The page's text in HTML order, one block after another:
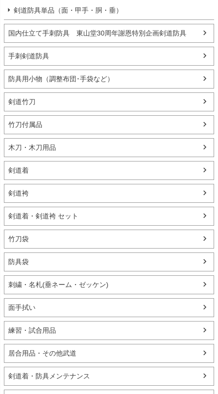
剣道防具単品（面・甲手・胴・垂）
国内仕立て手刺防具 東山堂30周年謝恩特別企画剣道防具
手刺剣道防具
防具用小物（調整布団･手袋など）
剣道竹刀
竹刀付属品
木刀・木刀用品
剣道着
剣道袴
剣道着・剣道袴 セット
竹刀袋
防具袋
刺繍・名札(垂ネーム・ゼッケン)
面手拭い
練習・試合用品
居合用品・その他武道
剣道着・防具メンテナンス